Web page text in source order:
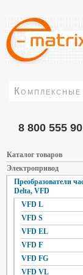
8 800 555
Каталог товаров
Электропривод
Преобразователи
Delta, VFD
VFD L
VFD S
VFD EL
VFD F
VFD FG
VFD VL